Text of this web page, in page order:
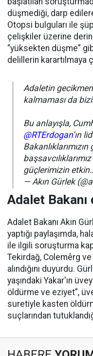
düşmediği, darp
Otopsi bulguları ile
çelişkiler üzerine
“yüksekten düşme”
delillerin karartılmaya
Adaletin
kalmaması da
Bu anlayışla,
@RTErdogan’ın
güçlerimizin
— Akın Gürlek
Adalet Bakanı
Adalet Bakanı Akın
yaptığı paylaşımda,
ile ilgili soruşturma
Tekirdağ, Colemêrg ve
alındığını duyurdu.
yaşındaki Yakar'ın
öldürme ve eziyet”,
suretiyle kasten
suçlarından